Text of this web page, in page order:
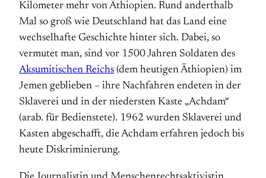
Kilometer mehr von Äthiopien. Rund anderthalb
Mal so groß wie Deutschland hat das Land eine
wechselhafte Geschichte hinter sich. Dabei, so
vermutet man, sind vor 1500 Jahren Soldaten des
Aksumitischen Reichs (dem heutigen Äthiopien) im
Jemen geblieben – ihre Nachfahren endeten in der
Sklaverei und in der niedersten Kaste „Achdam“
(arab. für Bedienstete). 1962 wurden Sklaverei und
Kasten abgeschafft, die Achdam erfahren jedoch bis
heute Diskriminierung.